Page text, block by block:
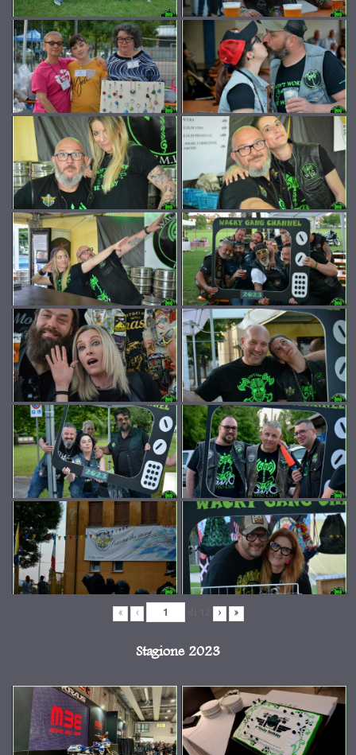
« ‹ › »
Stagione 2023